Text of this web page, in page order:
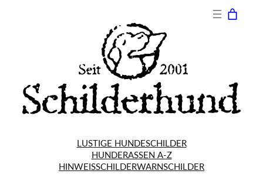
LUSTIGE HUNDESCHILDER
HUNDERASSEN A-Z
HINWEISSCHILDERWARNSCHILDER